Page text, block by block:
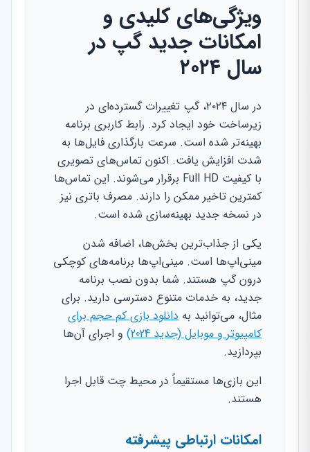
ویژگی‌های کلیدی و
امکانات جدید گپ در
سال ۲۰۲۴
در سال ۲۰۲۴، گپ تغییرات گسترده‌ای در
زیرساخت خود ایجاد کرد. رابط کاربری برنامه
بهینه‌تر شده است. سرعت بارگذاری فایل‌ها به
شدت افزایش یافت. اکنون تماس‌های تصویری
با کیفیت Full HD برقرار می‌شوند. این تماس‌ها
کمترین تاخیر ممکن را دارند. مصرف باتری نیز
در نسخه جدید بهینه‌سازی شده است.
یکی از جذاب‌ترین بخش‌ها، اضافه شدن
مینی‌اپ‌ها است. مینی‌اپ‌ها برنامه‌های کوچکی
درون گپ هستند. شما بدون نصب برنامه
جدید، به خدمات متنوع دسترسی دارید. برای
مثال، می‌توانید به دانلود بازی کم حجم برای
کامپیوتر و موبایل (جدید 2024)
و اجرای آن‌ها
بپردازید.
این بازی‌ها مستقیماً در محیط چت قابل اجرا
هستند.
امکانات ارتباطی پیشرفته